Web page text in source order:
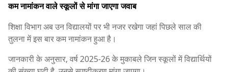
कम नामांकन वाले स्कूलों से मांगा जाएगा जवाब
शिक्षा विभाग अब उन विद्यालयों पर भी नजर रखेगा जहां पिछले साल की
तुलना में इस बार कम नामांकन हुआ है।
जानकारी के अनुसार, वर्ष 2025-26 के मुकाबले जिन स्कूलों में विद्यार्थियों